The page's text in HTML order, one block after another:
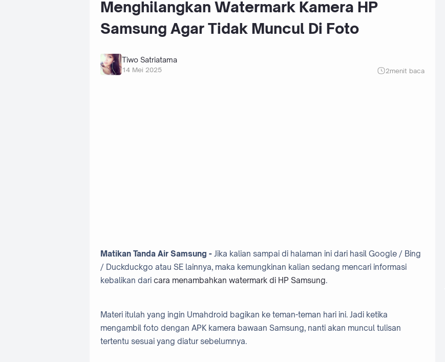
Menghilangkan Watermark Kamera HP
Samsung Agar Tidak Muncul Di Foto
Tiwo Satriatama
14 Mei 2025 2menit baca
Matikan Tanda Air Samsung -Jika kalian sampai di halaman ini dari hasil Google / Bing
/ Duckduckgo atau SE lainnya, maka kemungkinan kalian sedang mencari informasi
kebalikan dari cara menambahkan watermark di HP Samsung.
Materi itulah yang ingin Umahdroid bagikan ke teman-teman hari ini. Jadi ketika
mengambil foto dengan APK kamera bawaan Samsung, nanti akan muncul tulisan
tertentu sesuai yang diatur sebelumnya.